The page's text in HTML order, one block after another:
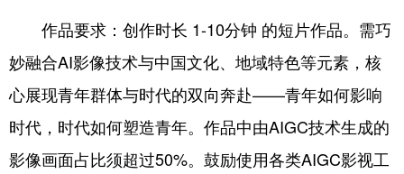
作品要求：创作时长 1-10分钟 的短片作品。需巧
妙融合AI影像技术与中国文化、地域特色等元素，核
心展现青年群体与时代的双向奔赴——青年如何影响
时代，时代如何塑造青年。作品中由AIGC技术生成的
影像画面占比须超过50%。鼓励使用各类AIGC影视工